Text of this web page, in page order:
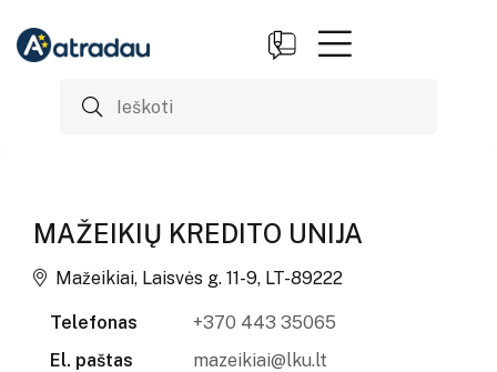
MAŽEIKIŲ KREDITO UNIJA
Mažeikiai, Laisvės g. 11-9, LT-89222
Telefonas
+370 443 35065
El. paštas
mazeikiai@lku.lt